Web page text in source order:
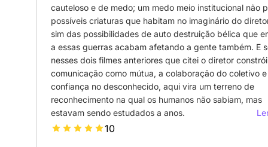
cauteloso e de medo; um medo meio institucional não
possíveis criaturas que habitam no imaginário do
sim das possibilidades de auto destruição bélica que
a essas guerras acabam afetando a gente também. E
nesses dois filmes anteriores que citei o diretor
comunicação como mútua, a colaboração do coletivo e
confiança no desconhecido, aqui vira um terreno de
reconhecimento na qual os humanos não sabiam, mas
estavam sendo estudados a anos.
A desconstrução da família estadunidense de
10